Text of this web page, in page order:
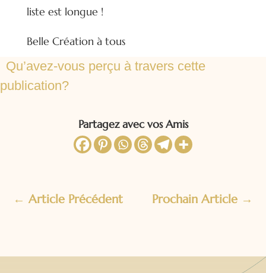
liste est longue !
Belle Création à tous
Qu’avez-vous perçu à travers cette
publication?
Partagez avec vos Amis
←Article Précédent Prochain Article→